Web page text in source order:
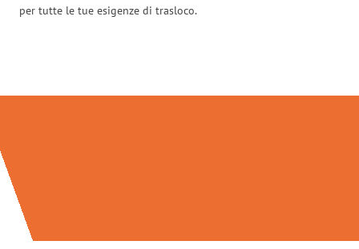
per tutte le tue esigenze di trasloco.